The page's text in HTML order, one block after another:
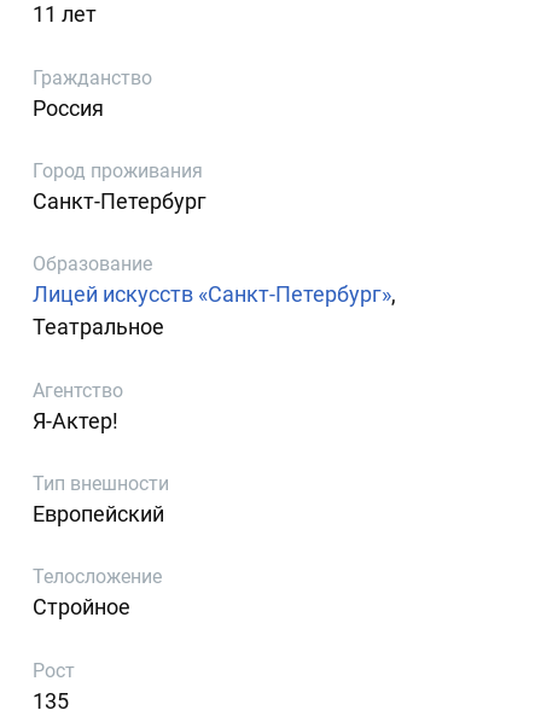
11 лет
Гражданство
Россия
Город проживания
Санкт-Петербург
Образование
Лицей искусств «Санкт-Петербург»,
Театральное
Агентство
Я-Актер!
Тип внешности
Европейский
Телосложение
Стройное
Рост
135